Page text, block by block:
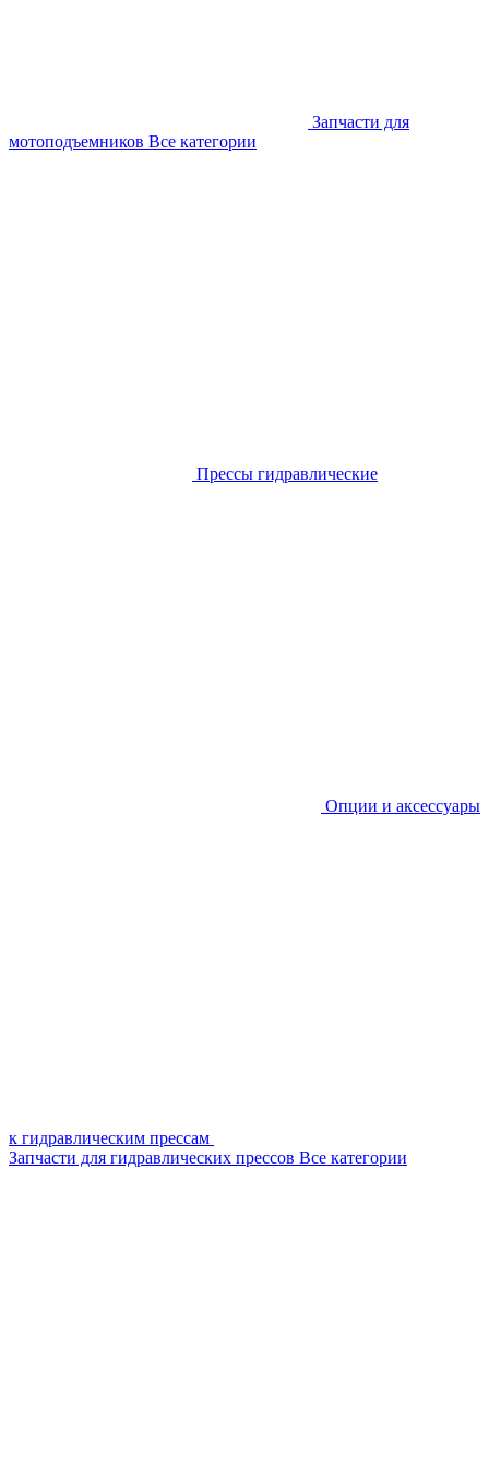
Запчасти для
мотоподъемников Все категории
Прессы гидравлические
Опции и аксессуары
к гидравлическим прессам
Запчасти для гидравлических прессов Все категории